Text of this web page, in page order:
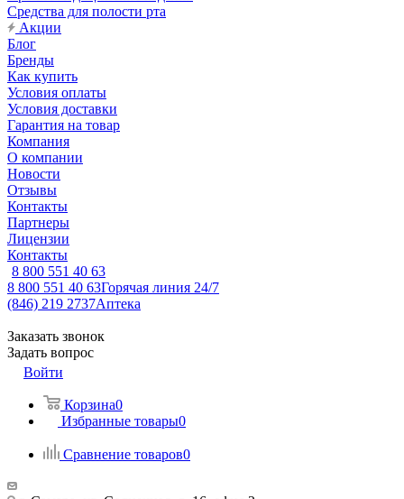
Средства для полости рта
Акции
Блог
Бренды
Как купить
Условия оплаты
Условия доставки
Гарантия на товар
Компания
О компании
Новости
Отзывы
Контакты
Партнеры
Лицензии
Контакты
8 800 551 40 63
8 800 551 40 63Горячая линия 24/7
(846) 219 2737Аптека
Заказать звонок
Задать вопрос
Войти
Корзина0
Избранные товары0
Сравнение товаров0